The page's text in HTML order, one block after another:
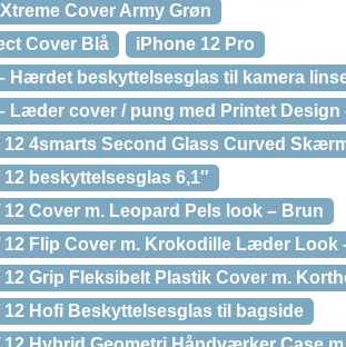
Cover Army Grøn
Cover Blå
iPhone 12 Pro
Hærdet beskyttelsesglas til kamera
Læder cover / pung med Printet Design
12 4smarts Second Glass Curved
12 beskyttelsesglas 6,1″
12 Cover m. Leopard Pels look – Brun
12 Flip Cover m. Krokodille Læder Look
12 Grip Fleksibelt Plastik Cover m.
12 Hofi Beskyttelsesglas til bagside